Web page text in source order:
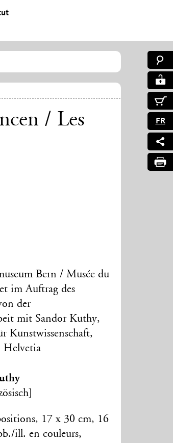
FR
/ Les
Bern / Musée du
im Auftrag des
der
mit Sandor Kuthy,
Kunstwissenschaft,
Helvetia
17 x 30 cm, 16
ill. en couleurs,